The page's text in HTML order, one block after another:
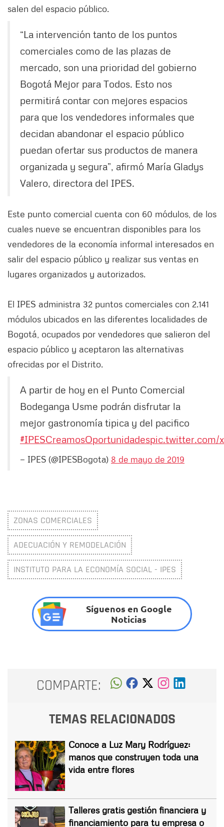
salen del espacio público.
“La intervención tanto de los puntos
comerciales como de las plazas de
mercado, son una prioridad del gobierno
Bogotá Mejor para Todos. Esto nos
permitirá contar con mejores espacios
para que los vendedores informales que
decidan abandonar el espacio público
puedan ofertar sus productos de manera
organizada y segura”, afirmó María Gladys
Valero, directora del IPES.
Este punto comercial cuenta con 60 módulos, de los
cuales nueve se encuentran disponibles para los
vendedores de la economía informal interesados en
salir del espacio público y realizar sus ventas en
lugares organizados y autorizados.
El IPES administra 32 puntos comerciales con 2.141
módulos ubicados en las diferentes localidades de
Bogotá, ocupados por vendedores que salieron del
espacio público y aceptaron las alternativas
ofrecidas por el Distrito.
A partir de hoy en el Punto Comercial
Bodeganga Usme podrán disfrutar la
mejor gastronomía tipica y del pacifico
#IPESCreamosOportunidadespic.twitter.com/
— IPES (@IPESBogota) 8 de mayo de 2019
ZONAS COMERCIALES
ADECUACIÓN Y REMODELACIÓN
INSTITUTO PARA LA ECONOMÍA SOCIAL - IPES
Síguenos en Google
Noticias
COMPARTE:
TEMAS RELACIONADOS
Conoce a Luz Mary Rodríguez:
manos que construyen toda una
vida entre flores
Talleres gratis gestión financiera y
financiamiento para tu empresa o